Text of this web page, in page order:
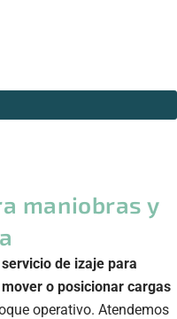
maniobras y
servicio de izaje para
o posicionar cargas
operativo. Atendemos